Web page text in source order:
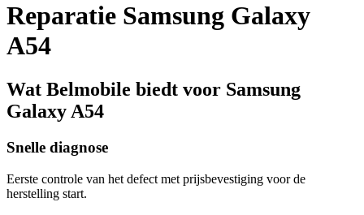
Reparatie Samsung Galaxy
A54
Wat Belmobile biedt voor Samsung
Galaxy A54
Snelle diagnose
Eerste controle van het defect met prijsbevestiging voor de
herstelling start.